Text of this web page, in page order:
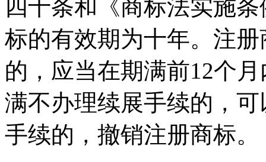
四十条和《商标法实施
标的有效期为十年。注
的，应当在期满前12个
满不办理续展手续的，
手续的，撤销注册商标。